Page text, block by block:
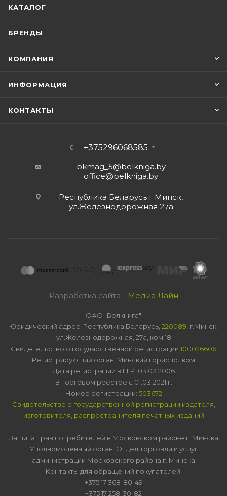
КАТАЛОГ
БРЕНДЫ
КОМПАНИЯ
ИНФОРМАЦИЯ
КОНТАКТЫ
+375296068585
bkmag_5@belkniga.by
office@belkniga.by
Республика Беларусь г.Минск,
ул.Железнодорожная 27а
Разработка сайта - Медиа Лайн
ОАО "Белкнига"
Юридический адрес: Республика Беларусь, 220089 , г.Минск,
ул.Железнодорожная, 27а, ком 18
Свидетельство о государственной регистрации 100026606
Регистрирующий орган: Минский горисполком
Дата регистрации в ЕГР: 03.03.2006
В торговом реестре с 01.03.2021 г.
Номер регистрации: 503672
Свидетельство о государственной регистрации издателя,
изготовителя, распространителя печатных изданий
Защита прав потребителей в Московском районе г. Минска
Уполномоченный орган: Отдел торговли и услуг
администрации Московского района г. Минска
Контакты для обращений покупателей:
+375 17 368-80-49
+375 17 258-30-82